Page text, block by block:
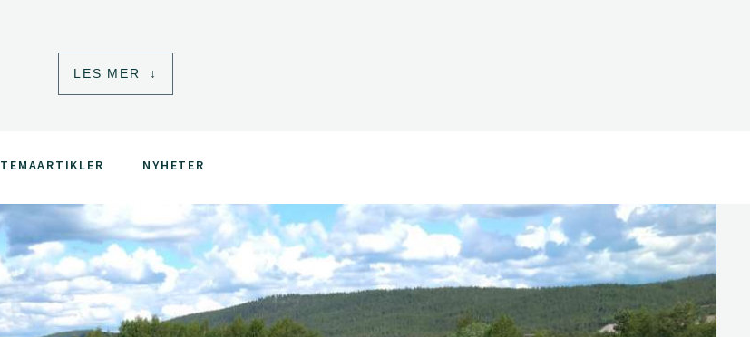
LES MER
TEMAARTIKLER NYHETER